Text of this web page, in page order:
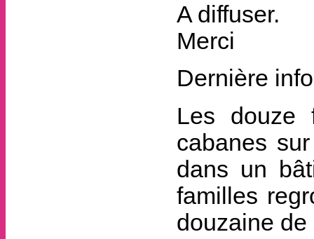
A diffuser.
Merci
Dernière
Les douze
cabanes
dans un
familles
douzaine de